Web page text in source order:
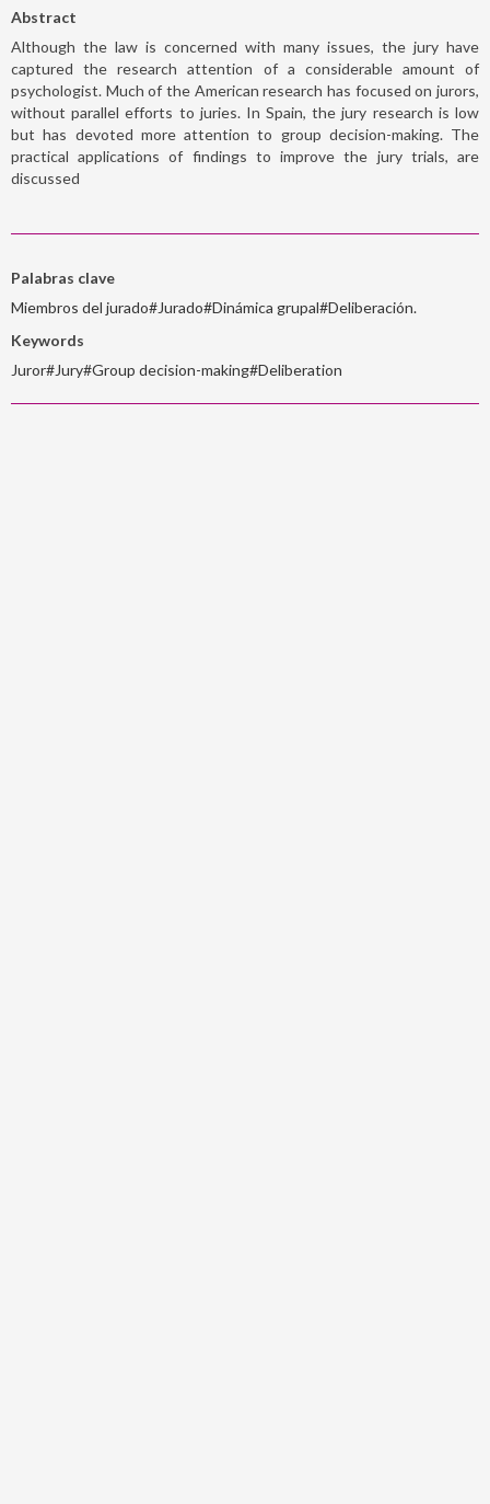
Abstract
Although the law is concerned with many issues, the jury have
captured the research attention of a considerable amount of
psychologist. Much of the American research has focused on jurors,
without parallel efforts to juries. In Spain, the jury research is low
but has devoted more attention to group decision-making. The
practical applications of findings to improve the jury trials, are
discussed
Palabras clave
Miembros del jurado#Jurado#Dinámica grupal#Deliberación.
Keywords
Juror#Jury#Group decision-making#Deliberation